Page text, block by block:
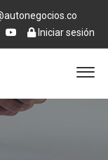
Iniciar sesión